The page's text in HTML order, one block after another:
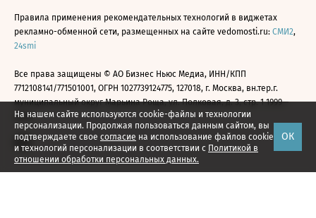
На нашем сайте используются cookie-файлы и технологии
персонализации. Продолжая пользоваться данным сайтом, вы
подтверждаете свое согласие на использование файлов cookie
и технологий персонализации в соответствии с Политикой в
отношении обработки персональных данных.
ОК
Правила применения рекомендательных технологий в виджетах
рекламно-обменной сети, размещенных на сайте vedomosti.ru: СМИ2,
24smi
Все права защищены © АО Бизнес Ньюс Медиа, ИНН/КПП
7712108141/771501001, ОГРН 1027739124775, 127018, г. Москва, вн.тер.г.
муниципальный округ Марьина Роща, ул. Полковая, д. 3, стр. 1 1999—
2026